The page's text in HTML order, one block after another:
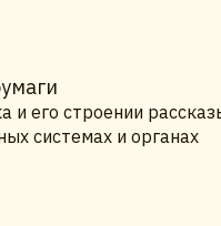
и его строении
системах и органах